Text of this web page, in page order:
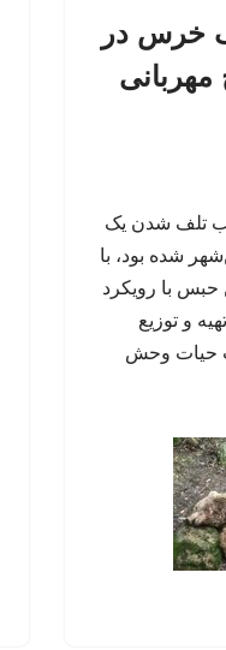
خرس در
تلف شدن یک
شده بود، با
با رویکرد
و توزیع
حیات وحش